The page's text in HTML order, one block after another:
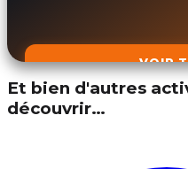
VOIR
Et bien d'autres
découvrir…